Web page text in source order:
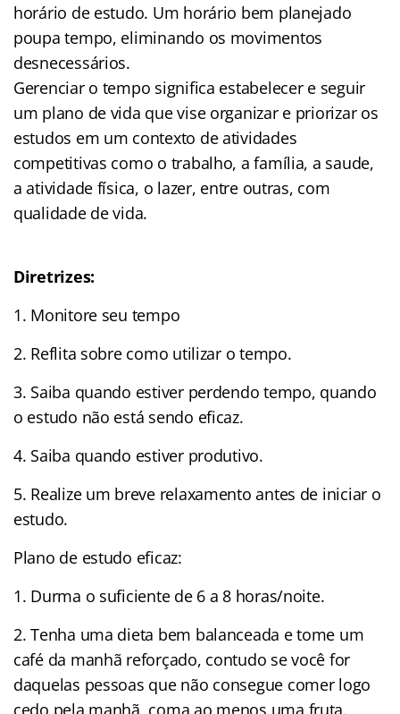
horário de estudo. Um horário bem planejado
poupa tempo, eliminando os movimentos
desnecessários.
Gerenciar o tempo significa estabelecer e seguir
um plano de vida que vise organizar e priorizar os
estudos em um contexto de atividades
competitivas como o trabalho, a família, a saude,
a atividade física, o lazer, entre outras, com
qualidade de vida.
Diretrizes:
1. Monitore seu tempo
2. Reflita sobre como utilizar o tempo.
3. Saiba quando estiver perdendo tempo, quando
o estudo não está sendo eficaz.
4. Saiba quando estiver produtivo.
5. Realize um breve relaxamento antes de iniciar o
estudo.
Plano de estudo eficaz:
1. Durma o suficiente de 6 a 8 horas/noite.
2. Tenha uma dieta bem balanceada e tome um
café da manhã reforçado, contudo se você for
daquelas pessoas que não consegue comer logo
cedo pela manhã, coma ao menos uma fruta.